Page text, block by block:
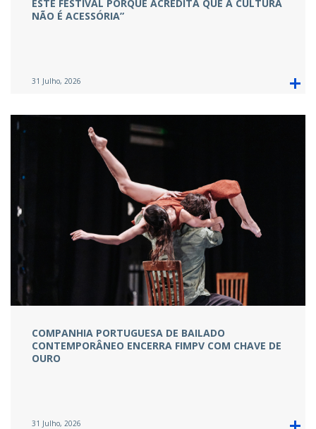
ESTE FESTIVAL PORQUE ACREDITA QUE A CULTURA
NÃO É ACESSÓRIA”
31 Julho, 2026
COMPANHIA PORTUGUESA DE BAILADO
CONTEMPORÂNEO ENCERRA FIMPV COM CHAVE DE
OURO
31 Julho, 2026